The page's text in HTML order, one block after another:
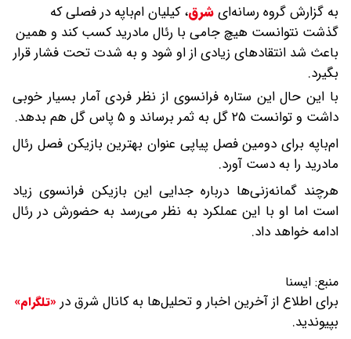
به گزارش گروه رسانه‌ایشرق،کیلیان ام‌باپه در فصلی که
گذشت نتوانست هیچ جامی با رئال مادرید کسب کند و همین
باعث شد انتقادهای زیادی از او شود و به شدت تحت فشار قرار
بگیرد.
با این حال این ستاره فرانسوی از نظر فردی آمار بسیار خوبی
داشت و توانست ۲۵ گل به ثمر برساند و ۵ پاس گل هم بدهد.
ام‌باپه برای دومین فصل پیاپی عنوان بهترین بازیکن فصل رئال
مادرید را به دست آورد.
هرچند گمانه‌زنی‌ها درباره جدایی این بازیکن فرانسوی زیاد
است اما او با این عملکرد به نظر می‌رسد به حضورش در رئال
ادامه خواهد داد.
منبع: ایسنا
برای اطلاع از آخرین اخبار و تحلیل‌ها به کانال شرق در «تلگرام»
بپیوندید.